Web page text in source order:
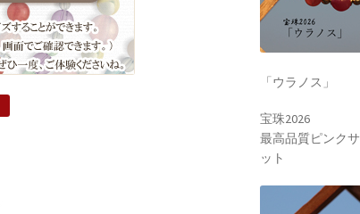
「ウラノス」
宝珠2026
最高品質ピンク
ット